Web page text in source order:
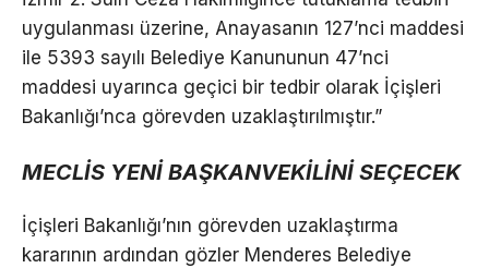
uygulanması üzerine, Anayasanın 127’nci maddesi
ile 5393 sayılı Belediye Kanununun 47’nci
maddesi uyarınca geçici bir tedbir olarak İçişleri
Bakanlığı’nca görevden uzaklaştırılmıştır.”
MECLİS YENİ BAŞKANVEKİLİNİ SEÇECEK
İçişleri Bakanlığı’nın görevden uzaklaştırma
kararının ardından gözler Menderes Belediye